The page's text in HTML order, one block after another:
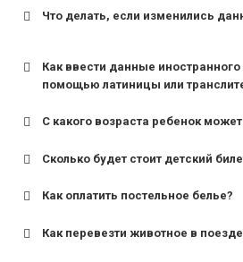
Что делать, если изменились
Как ввести данные
помощью латиницы или
С какого возраста ребенок
для поездов дальнего
для пригородных поездов — от
Сколько будет стоит детский
Как оплатить постельное белье?
Как перевезти животное в